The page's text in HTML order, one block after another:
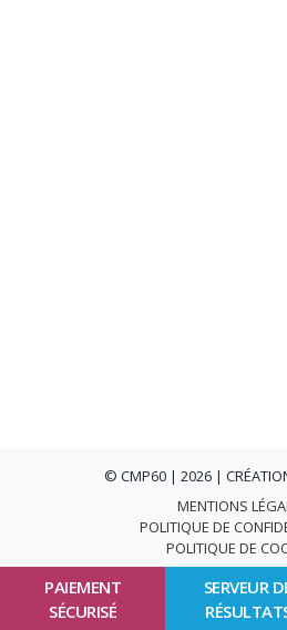
PAIEMENT
SÉCURISÉ
SERVEUR
© CMP60 | 2026 |
MENTIONS
POLITIQUE DE
POLITIQUE DE